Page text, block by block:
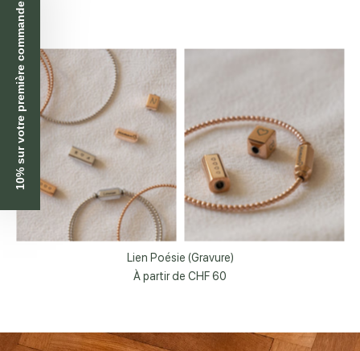
Lien Poésie (Gravure)
À partir de CHF 60
10% sur votre première commande